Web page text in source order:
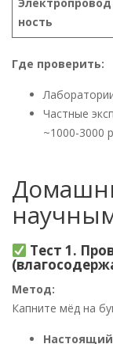
ность
Где проверить:
Частные
~1000-3000
Тест 1.
Метод:
Капните мёд на
Настоящий